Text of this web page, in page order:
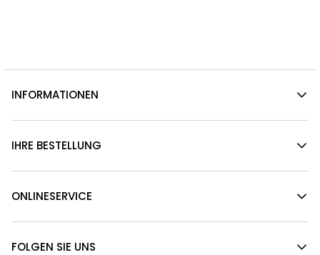
INFORMATIONEN
IHRE BESTELLUNG
ONLINESERVICE
FOLGEN SIE UNS